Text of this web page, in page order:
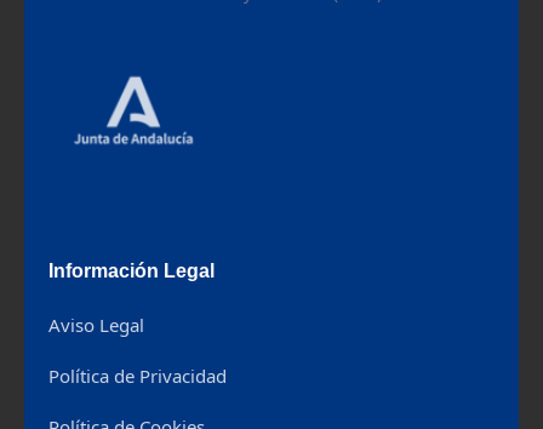
Información Legal
Aviso Legal
Política de Privacidad